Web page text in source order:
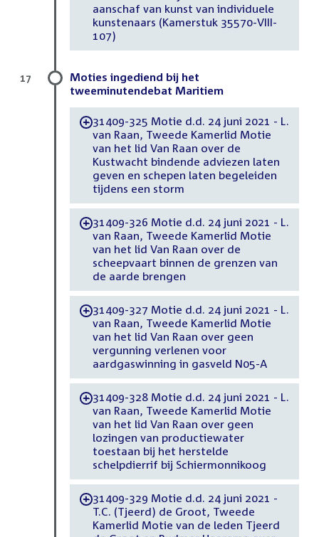
aanschaf van kunst van individuele
kunstenaars (Kamerstuk 35570-VIII-
107)
Moties ingediend bij het
tweeminutendebat Maritiem
-31409-325 Motie d.d. 24 juni 2021 - L.
van Raan, Tweede Kamerlid Motie
van het lid Van Raan over de
Kustwacht bindende adviezen laten
geven en schepen laten begeleiden
tijdens een storm
-31409-326 Motie d.d. 24 juni 2021 - L.
van Raan, Tweede Kamerlid Motie
van het lid Van Raan over de
scheepvaart binnen de grenzen van
de aarde brengen
-31409-327 Motie d.d. 24 juni 2021 - L.
van Raan, Tweede Kamerlid Motie
van het lid Van Raan over geen
vergunning verlenen voor
aardgaswinning in gasveld N05-A
-31409-328 Motie d.d. 24 juni 2021 - L.
van Raan, Tweede Kamerlid Motie
van het lid Van Raan over geen
lozingen van productiewater
toestaan bij het herstelde
schelpdierrif bij Schiermonnikoog
-31409-329 Motie d.d. 24 juni 2021 -
T.C. (Tjeerd) de Groot, Tweede
Kamerlid Motie van de leden Tjeerd
17